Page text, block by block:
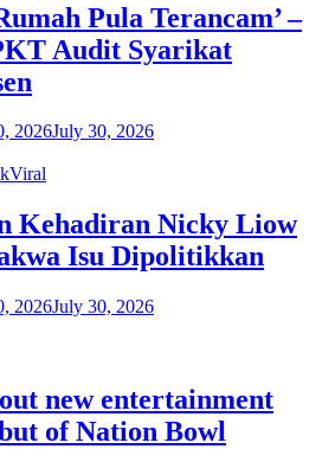
Pula Terancam’ –
Audit Syarikat
2026July 30, 2026
Viral
Kehadiran Nicky Liow
Isu Dipolitikkan
2026July 30, 2026
new entertainment
of Nation Bowl